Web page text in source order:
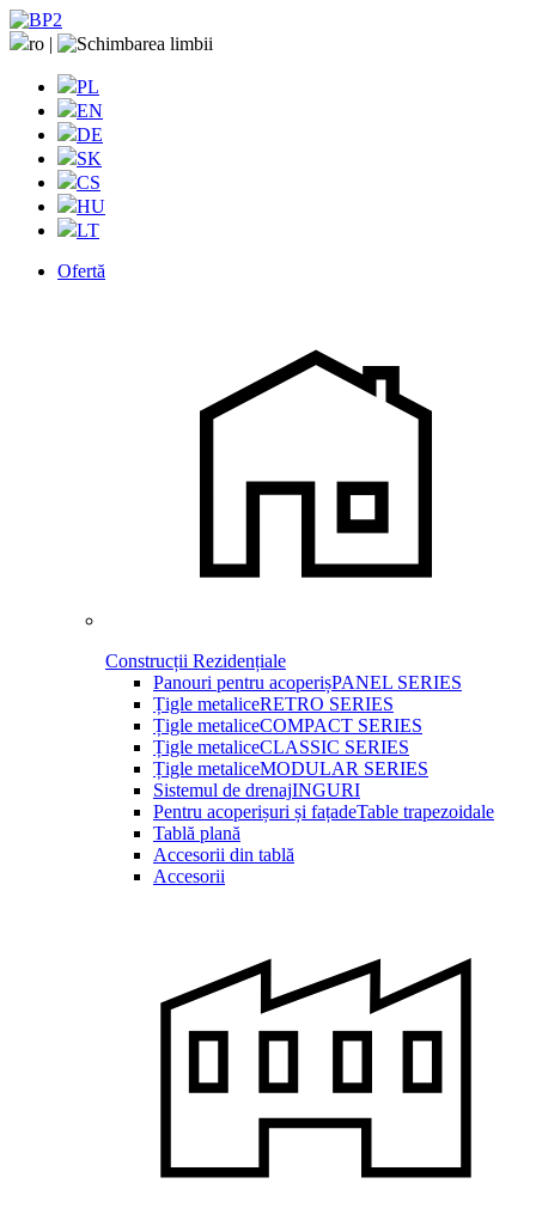
ro |
PL
EN
DE
SK
CS
HU
LT
Ofertă
Construcții Rezidențiale
Panouri pentru acoperișPANEL SERIES
Țigle metaliceRETRO SERIES
Țigle metaliceCOMPACT SERIES
Țigle metaliceCLASSIC SERIES
Țigle metaliceMODULAR SERIES
Sistemul de drenajINGURI
Pentru acoperișuri și fațadeTable trapezoidale
Tablă plană
Accesorii din tablă
Accesorii